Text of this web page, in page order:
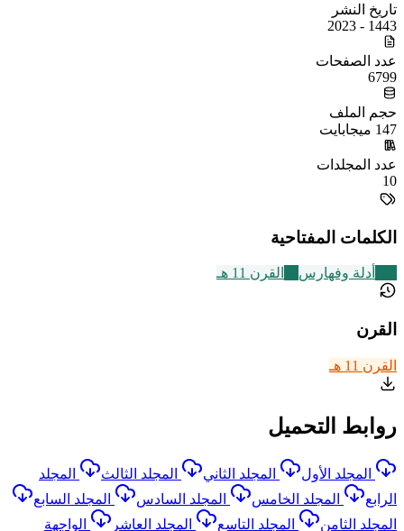
تاريخ النشر
1443 - 2023
عدد الصفحات
6799
حجم الملف
147 ميجابايت
عدد المجلدات
10
الكلمات المفتاحية
أدلة وفهارس القرن 11 هـ
القرن
القرن 11 هـ
روابط التحميل
المجلد الأول المجلد الثاني المجلد الثالث
المجلد
الرابع
المجلد الخامس المجلد السادس
المجلد السابع
المجلد الثامن
المجلد التاسع المجلد العاشر الواجهة